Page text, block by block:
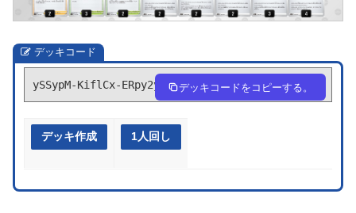
デッキコード
ySSypM-KiflCx-ERpy2y デッキコードをコピーする。
デッキ作成 1人回し